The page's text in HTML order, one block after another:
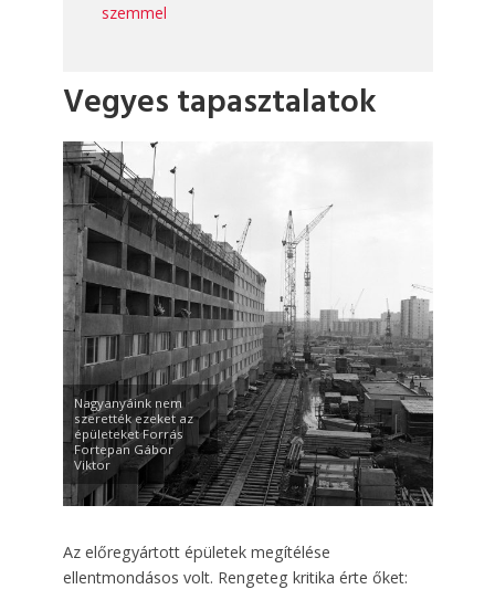
szemmel
Vegyes tapasztalatok
Nagyanyáink nem
szerették ezeket az
épületeket Forrás
Fortepan Gábor
Viktor
Az előregyártott épületek megítélése
ellentmondásos volt. Rengeteg kritika érte őket: